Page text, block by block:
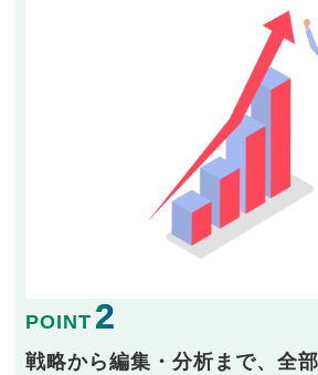
POINT 2
戦略から編集・分析まで、全